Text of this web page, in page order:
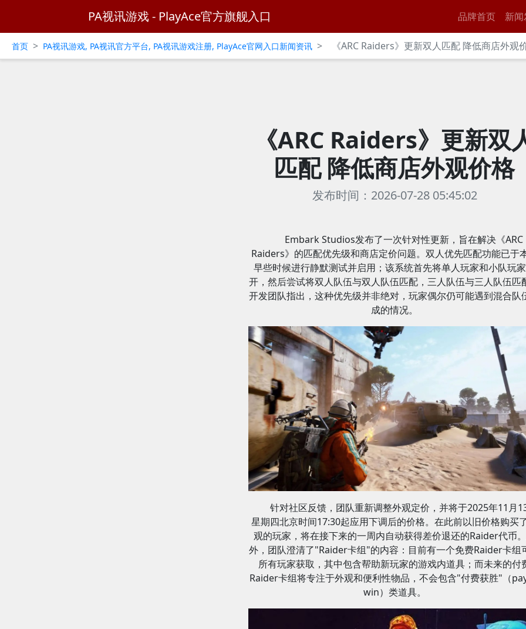
PA视讯游戏 - PlayAce官方旗舰入口 品牌首页 新
首页 > PA视讯游戏, PA视讯官方平台, PA视讯游戏注册, PlayAce官网入口新闻资讯 > 《ARC Raiders》更新双人匹配 降低商店外观
《ARC Raiders》更新双
匹配 降低商店外观价格
发布时间：2026-07-28 05:45:02
Embark Studios发布了一次针对性更新，旨在解决《ARC
Raiders》的匹配优先级和商店定价问题。双人优先匹配功能已于
早些时候进行静默测试并启用；该系统首先将单人玩家和小队玩
开，然后尝试将双人队伍与双人队伍匹配，三人队伍与三人队伍匹
开发团队指出，这种优先级并非绝对，玩家偶尔仍可能遇到混合队
成的情况。
针对社区反馈，团队重新调整外观定价，并将于2025年11月
星期四北京时间17:30起应用下调后的价格。在此前以旧价格购买
观的玩家，将在接下来的一周内自动获得差价退还的Raider代币
外，团队澄清了"Raider卡组"的内容：目前有一个免费Raider卡组
所有玩家获取，其中包含帮助新玩家的游戏内道具；而未来的付
Raider卡组将专注于外观和便利性物品，不会包含"付费获胜"（
win）类道具。